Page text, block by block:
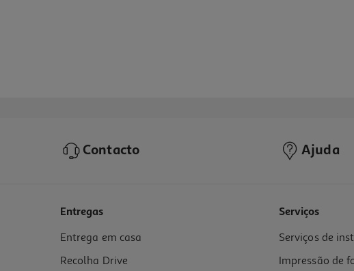
5mt
Contacto Ajuda
Entregas
Entrega em casa
Recolha Drive
Serviços
Serviços de
Impressão de